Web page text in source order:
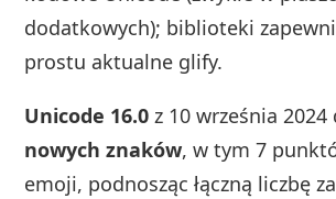
dodatkowych); biblioteki
prostu aktualne glify.
Unicode 16.0 z 10 września 2024
nowych znaków, w tym 7
emoji, podnosząc łączną liczbę